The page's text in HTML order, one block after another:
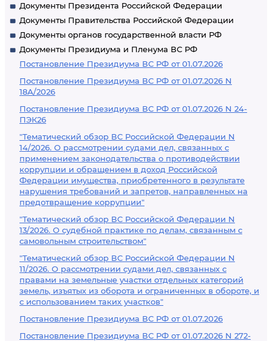
Документы Президента Российской Федерации
Документы Правительства Российской Федерации
Документы органов государственной власти РФ
Документы Президиума и Пленума ВС РФ
Постановление Президиума ВС РФ от 01.07.2026
Постановление Президиума ВС РФ от 01.07.2026 N
18А/2026
Постановление Президиума ВС РФ от 01.07.2026 N 24-
ПЭК26
"Тематический обзор ВС Российской Федерации N
14/2026. О рассмотрении судами дел, связанных с
применением законодательства о противодействии
коррупции и обращением в доход Российской
Федерации имущества, приобретенного в результате
нарушения требований и запретов, направленных на
предотвращение коррупции"
"Тематический обзор ВС Российской Федерации N
13/2026. О судебной практике по делам, связанным с
самовольным строительством"
"Тематический обзор ВС Российской Федерации N
11/2026. О рассмотрении судами дел, связанных с
правами на земельные участки отдельных категорий
земель, изъятых из оборота и ограниченных в обороте, и
с использованием таких участков"
Постановление Президиума ВС РФ от 01.07.2026
Постановление Президиума ВС РФ от 01.07.2026 N 272-